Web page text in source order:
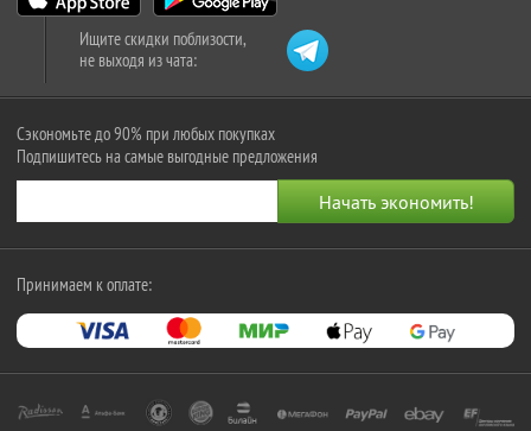
Ищите скидки поблизости,
не выходя из чата:
Сэкономьте до 90% при любых покупках
Подпишитесь на самые выгодные предложения
Принимаем к оплате: